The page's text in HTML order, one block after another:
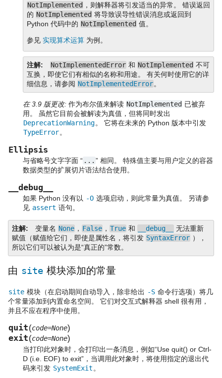
NotImplemented ，则解释器将引发适当的异常。 错误返回
的 NotImplemented 将导致误导性错误消息或返回到
Python 代码中的 NotImplemented 值。
参见 实现算术运算 为例。
注解 NotImplementedError 和 NotImplemented 不可
互换，即使它们有相似的名称和用途。 有关何时使用它的详
细信息，请参阅 NotImplementedError。
在 3.9 版更改: 作为布尔值来解读 NotImplemented 已被弃
用。 虽然它目前会被解读为真值，但将同时发出
DeprecationWarning。 它将在未来的 Python 版本中引发
TypeError。
Ellipsis
与省略号文字字面 “ ... ” 相同。 特殊值主要与用户定义的容器
数据类型的扩展切片语法结合使用。
__debug__
如果 Python 没有以 -O 选项启动，则此常量为真值。 另请参
见 assert 语句。
注解 变量名 None ， False ， True 和 __debug__
无法重新
赋值（赋值给它们，即使是属性名，将引发 SyntaxError ），
所以它们可以被认为是“真正的”常数。
由 site 模块添加的常量
site 模块（在启动期间自动导入，除非给出 -S 命令行选项）将几
个常量添加到内置命名空间。 它们对交互式解释器 shell 很有用，
并且不应在程序中使用。
quit(code=None)
exit(code=None)
当打印此对象时，会打印出一条消息，例如“Use quit() or Ctrl-
D (i.e. EOF) to exit”，当调用此对象时，将使用指定的退出代
码来引发 SystemExit 。